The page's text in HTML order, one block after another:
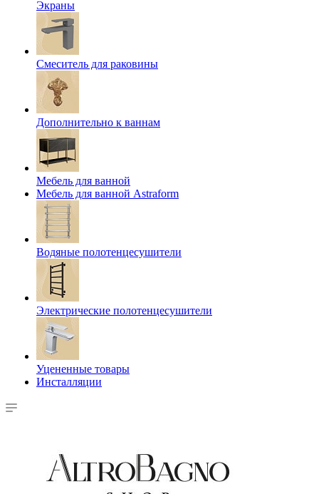
Экраны
Смеситель для раковины
Дополнительно к ваннам
Мебель для ванной
Мебель для ванной Astraform
Водяные полотенцесушители
Электрические полотенцесушители
Уцененные товары
Инсталляции